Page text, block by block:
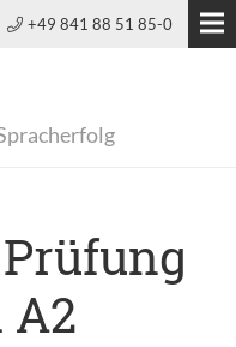
+49 841 88 51 85-0
A2